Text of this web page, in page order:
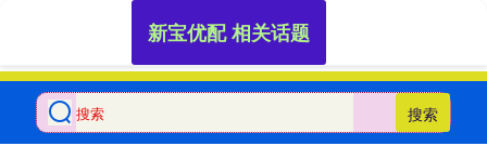
搜索
新宝优配 相关话题